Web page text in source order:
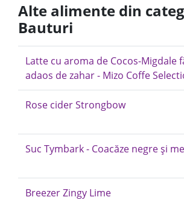
Alte alimente din
Bauturi
Latte cu aroma de Cocos-Migdale
adaos de zahar - Mizo Coffe
Rose cider Strongbow
Suc Tymbark - Coacăze negre și
Breezer Zingy Lime